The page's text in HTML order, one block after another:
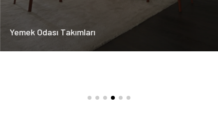
Yemek Odası Takımları